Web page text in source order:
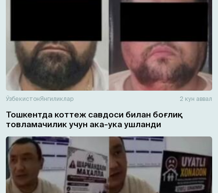
ЎзбекистонЯнгиликлар 2 кун аввал
Тошкентда коттеж савдоси билан боғлиқ
товламачилик учун ака-ука ушланди